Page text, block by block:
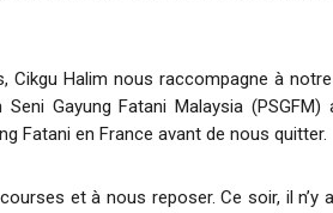
Halim nous raccompagne à
Seni Gayung Fatani Malaysia
Fatani en France avant de nous quitter.
et à nous reposer. Ce soir, il